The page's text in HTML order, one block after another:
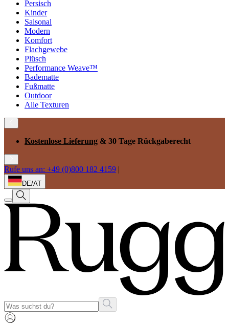
Persisch
Kinder
Saisonal
Modern
Komfort
Flachgewebe
Plüsch
Performance Weave™
Badematte
Fußmatte
Outdoor
Alle Texturen
Kostenlose Lieferung & 30 Tage Rückgaberecht
Rufe uns an: +49 (0)800 182 4159 |
DE/AT